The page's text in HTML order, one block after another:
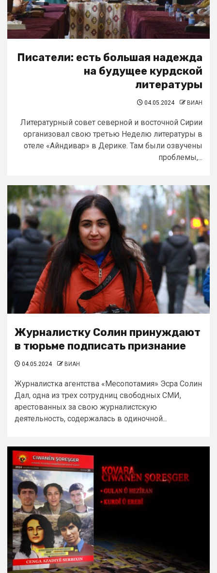
Писатели: есть большая надежда
на будущее курдской
литературы
04.05.2024 ВИАН
Литературный совет северной и восточной Сирии
организовал свою третью Неделю литературы в
отеле «Айндивар» в Дерике. Там были озвучены
проблемы,...
Журналистку Солин принуждают
в тюрьме подписать признание
04.05.2024 ВИАН
Журналистка агентства «Месопотамия» Эсра Солин
Дал, одна из трех сотрудниц свободных СМИ,
арестованных за свою журналистскую
деятельность, содержалась в одиночной...